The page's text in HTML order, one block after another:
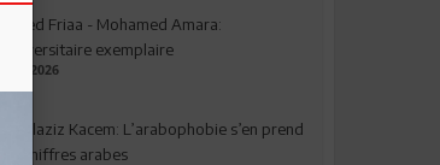
Ahmed Friaa - Mohamed Amara:
l’Universitaire exemplaire
04.08.2026
Abdelaziz Kacem: L’arabophobie s’en prend
aux chiffres arabes